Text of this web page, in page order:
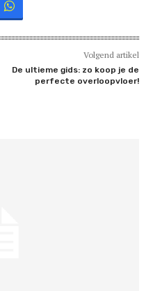
Volgend artikel
De ultieme gids: zo koop je de
perfecte overloopvloer!